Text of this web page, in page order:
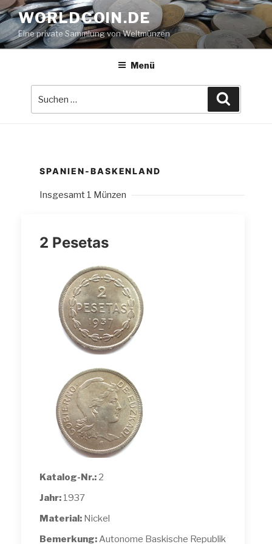
Zum
Inhalt
springen
WORLDCOIN.DE
Eine private Sammlung von Weltmünzen
Menü
SPANIEN-BASKENLAND
Insgesamt 1 Münzen
2 Pesetas
Katalog-Nr.: 2
Jahr: 1937
Material: Nickel
Bemerkung:Autonome Baskische Republik